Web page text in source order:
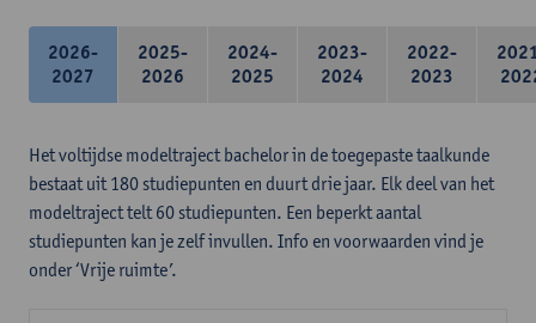
2026-
2027
2025-
2026
2024-
2025
2023-
2024
2022-
2023
Het voltijdse modeltraject bachelor in de toegepaste taalkunde
bestaat uit 180 studiepunten en duurt drie jaar. Elk deel van het
modeltraject telt 60 studiepunten. Een beperkt aantal
studiepunten kan je zelf invullen. Info en voorwaarden vind je
onder ‘Vrije ruimte’.